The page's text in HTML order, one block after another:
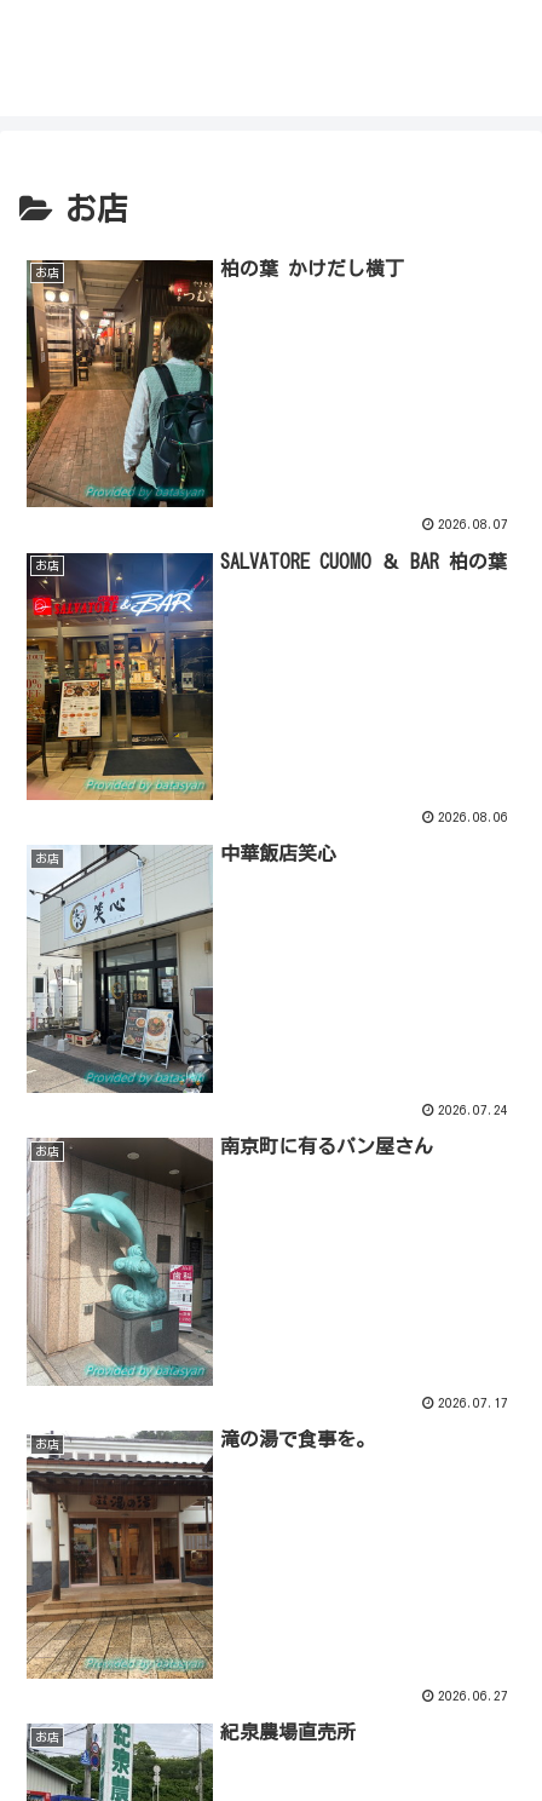
お店
お店 柏の葉 かけだし横丁
2026.08.07
お店 SALVATORE CUOMO ＆ BAR 柏の葉
2026.08.06
お店 中華飯店笑心
2026.07.24
お店 南京町に有るパン屋さん
2026.07.17
お店 滝の湯で食事を。
2026.06.27
お店 紀泉農場直売所